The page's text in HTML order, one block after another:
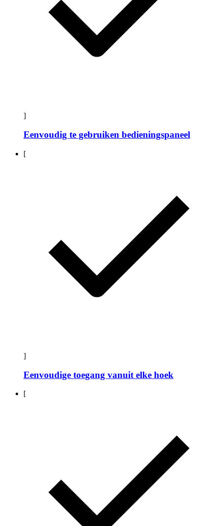
]
Eenvoudig te gebruiken bedieningspaneel
[
]
Eenvoudige toegang vanuit elke hoek
[